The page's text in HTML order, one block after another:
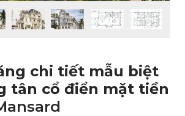
chi tiết mẫu biệt
tân cổ điển mặt tiền